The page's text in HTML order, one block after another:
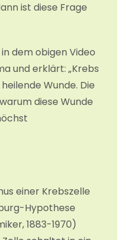
ist diese Frage
dem obigen Video
und erklärt: „Krebs
Wunde. Die
diese Wunde
einer Krebszelle
Hypothese
1883-1970)